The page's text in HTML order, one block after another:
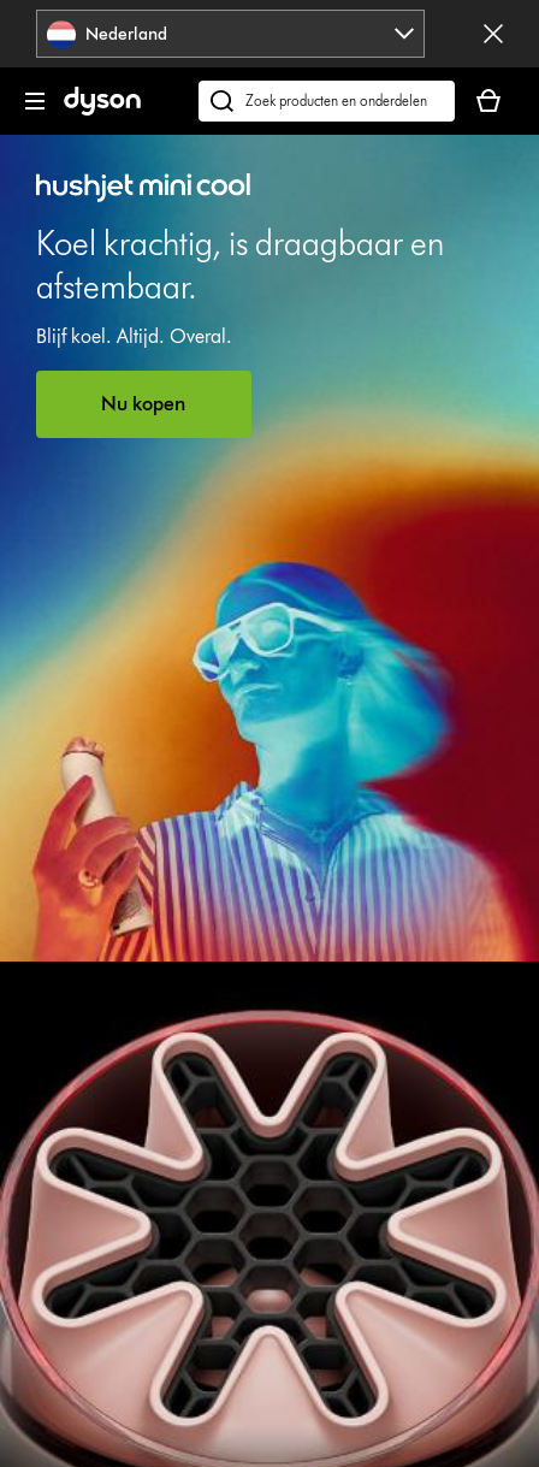
Navigatie
overslaan
Nederland
Zoek
op
is
Koel krachtig, is draagbaar en
afstembaar.
Blijf koel. Altijd. Overal.
Nu kopen